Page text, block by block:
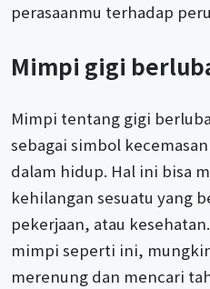
perasaanmu terhadap
Mimpi gigi
Mimpi tentang gigi
sebagai simbol
dalam hidup. Hal ini bisa
kehilangan sesuatu yang
pekerjaan, atau
mimpi seperti ini,
merenung dan mencari